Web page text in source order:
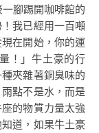
腳踢開咖啡館的
我已經用一百噸
在開始，你的運
！」牛土豪的行
夾雜著銅臭味的
點不是水，而是
的物質力量太強
道，如果牛土豪